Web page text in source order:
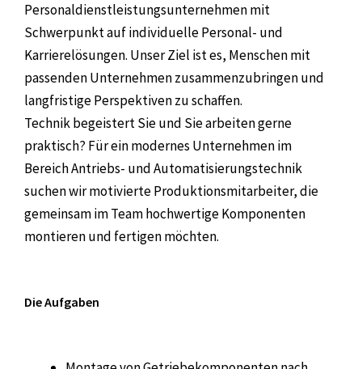
Personaldienstleistungsunternehmen mit
Schwerpunkt auf individuelle Personal- und
Karrierelösungen. Unser Ziel ist es, Menschen mit
passenden Unternehmen zusammenzubringen und
langfristige Perspektiven zu schaffen.
Technik begeistert Sie und Sie arbeiten gerne
praktisch? Für ein modernes Unternehmen im
Bereich Antriebs- und Automatisierungstechnik
suchen wir motivierte Produktionsmitarbeiter, die
gemeinsam im Team hochwertige Komponenten
montieren und fertigen möchten.
Die Aufgaben